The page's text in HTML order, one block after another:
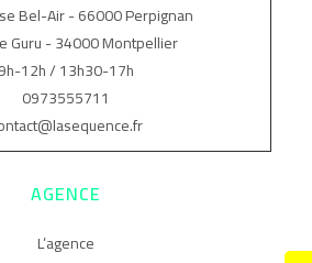
Bel-Air - 66000 Perpignan
Guru - 34000 Montpellier
9h-12h / 13h30-17h
0973555711
AGENCE
L’agence